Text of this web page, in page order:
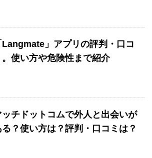
Langmate」アプリの評判・口コ
。使い方や危険性まで紹介
ッチドットコムで外人と出会いが
る？使い方は？評判・口コミは？